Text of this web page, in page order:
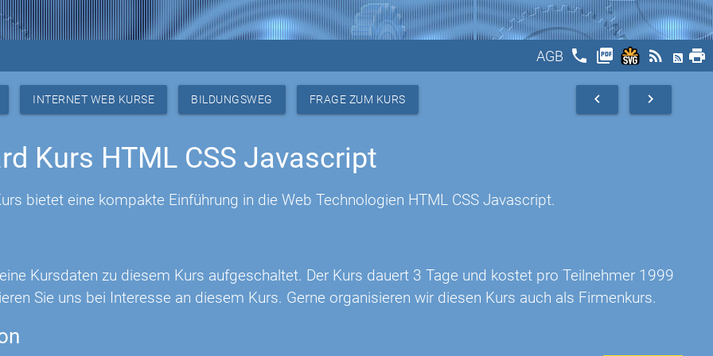
AGB phone picture_as_pdf rss_feed print
INTERNET WEB KURSE BILDUNGSWEG FRAGE ZUM KURS navigate_next
navigate_before
Kurs HTML CSS Javascript
bietet eine kompakte Einführung in die Web Technologien HTML CSS Javascript.
Kursdaten zu diesem Kurs aufgeschaltet. Der Kurs dauert 3 Tage und kostet pro Teilnehmer 1999
Sie uns bei Interesse an diesem Kurs. Gerne organisieren wir diesen Kurs auch als Firmenkurs.